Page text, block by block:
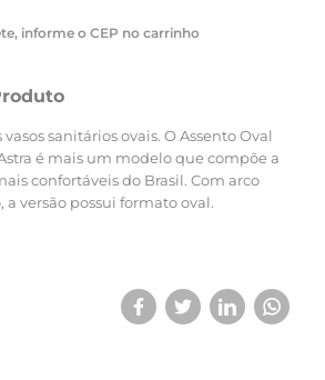
informe o CEP no carrinho
sanitários ovais. O Assento Oval
é mais um modelo que compõe a
confortáveis do Brasil. Com arco
versão possui formato oval.